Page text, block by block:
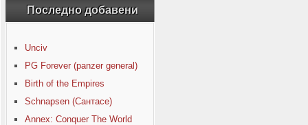
Последно добавени
Unciv
PG Forever (panzer general)
Birth of the Empires
Schnapsen (Сантасе)
Annex: Conquer The World